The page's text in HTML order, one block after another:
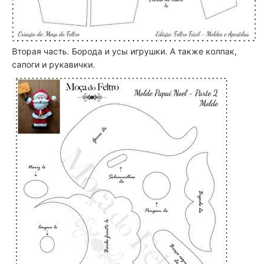
Вторая часть. Борода и усы игрушки. А также колпак,
сапоги и рукавички.